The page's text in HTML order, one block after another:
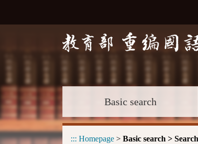
Basic search
::: Homepage > Basic search >